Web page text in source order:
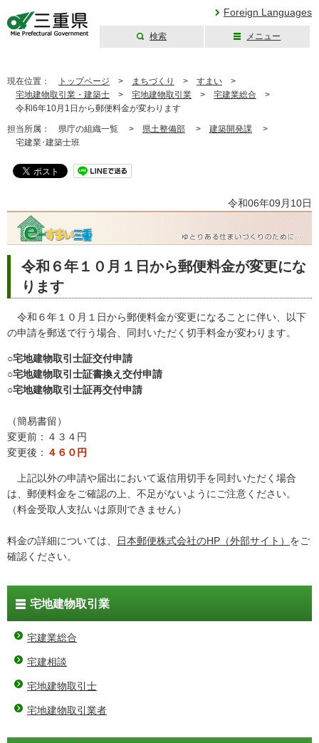
Foreign Languages
検索 メニュー
現在位置： トップページ > まちづくり > すまい >
宅地建物取引業・建築士 > 宅地建物取引業 > 宅建業総合 >
令和6年10月1日から郵便料金が変わります
担当所属： 県庁の組織一覧 > 県土整備部 > 建築開発課 >
宅建業･建築士班
令和06年09月10日
令和６年１０月１日から郵便料金が変更にな
ります
令和６年１０月１日から郵便料金が変更になることに伴い、以下
の申請を郵送で行う場合、同封いただく切手料金が変わります。
○宅地建物取引士証交付申請
○宅地建物取引士証書換え交付申請
○宅地建物取引士証再交付申請
（簡易書留）
変更前：４３４円
変更後： ４６０円
上記以外の申請や届出において返信用切手を同封いただく場合
は、郵便料金をご確認の上、不足がないようにご注意ください。
（料金受取人支払いは原則できません）
料金の詳細については、 日本郵便株式会社のHP（外部サイト） をご
確認ください。
宅地建物取引業
宅建業総合
宅建相談
宅地建物取引士
宅地建物取引業者